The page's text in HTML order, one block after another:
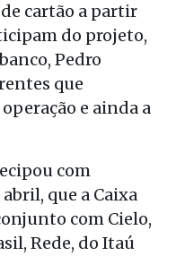
cartão a partir
do projeto,
Pedro
que
e ainda a
com
que a Caixa
com Cielo,
Rede, do Itaú